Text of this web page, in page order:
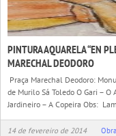
PINTURA AQUARELA “EN
MARECHAL DEODORO
Praça Marechal Deodoro:
de Murilo Sá Toledo O Gari –
Jardineiro – A Copeira Obs:
14 de fevereiro de 2014